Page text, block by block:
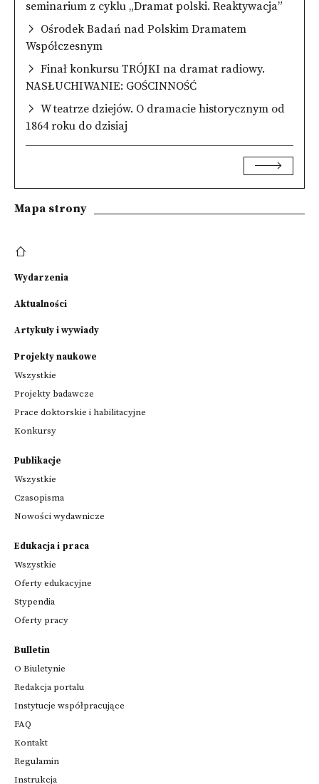
seminarium z cyklu „Dramat polski. Reaktywacja”
Ośrodek Badań nad Polskim Dramatem
Współczesnym
Finał konkursu TRÓJKI na dramat radiowy.
NASŁUCHIWANIE: GOŚCINNOŚĆ
W teatrze dziejów. O dramacie historycznym od
1864 roku do dzisiaj
Mapa strony
Wydarzenia
Aktualności
Artykuły i wywiady
Projekty naukowe
Wszystkie
Projekty badawcze
Prace doktorskie i habilitacyjne
Konkursy
Publikacje
Wszystkie
Czasopisma
Nowości wydawnicze
Edukacja i praca
Wszystkie
Oferty edukacyjne
Stypendia
Oferty pracy
Bulletin
O Biuletynie
Redakcja portalu
Instytucje współpracujące
FAQ
Kontakt
Regulamin
Instrukcja